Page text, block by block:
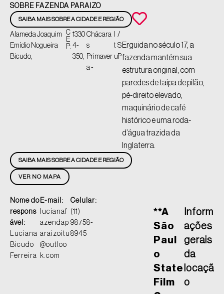
SOBRE FAZENDA PARAIZO
SAIBA MAIS SOBRE A CIDADE E REGIÃO
Alameda Joaquim
Emídio Nogueira
Bicudo,
C
E
P:
1330
4-
350,
Chácara
s
Primaver
a -
t
u
/
S
P
Erguida no século 17, a
fazenda mantém sua
estrutura original, com
paredes de taipa de pilão,
pé-direito elevado,
maquinário de café
histórico e uma roda-
d’água trazida da
Inglaterra.
VER NO MAPA
SAIBA MAIS SOBRE A CIDADE E REGIÃO
Nome do
respons
ável:
Luciana
Bicudo
Ferreira
E-mail:
lucianaf
azendap
araizoitu
@outloo
k.com
Celular:
(11)
98758-
8945
**A
São
Paul
o
State
Film
Inform
ações
gerais
da
locaçã
o